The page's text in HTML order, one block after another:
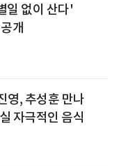
일 없이 산다'
개
영, 추성훈 만나
자극적인 음식